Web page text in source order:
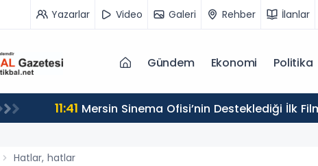
Yazarlar Video Galeri Rehber İlanlar
Gündem Ekonomi Politika
11:41 Mersin Sinema Ofisi’nin Desteklediği İlk
Hatlar, hatlar